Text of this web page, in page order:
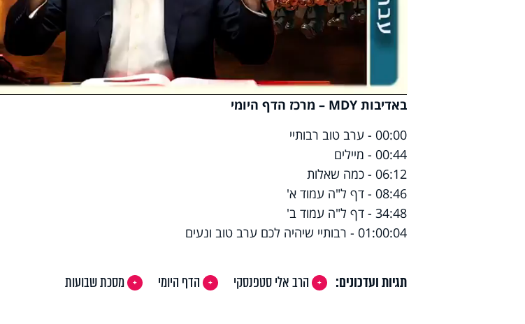
Video
באדיבות MDY – מרכז הדף היומי
00:00 - ערב טוב רבותיי
00:44 - מיילים
06:12 - כמה שאלות
08:46 - דף ל"ה עמוד א'
34:48 - דף ל"ה עמוד ב'
01:00:04 - רבותיי שיהיה לכם ערב טוב ונעים
תגיות ועדכונים: הרב אלי סטפנסקי הדף היומי מסכת שבועות